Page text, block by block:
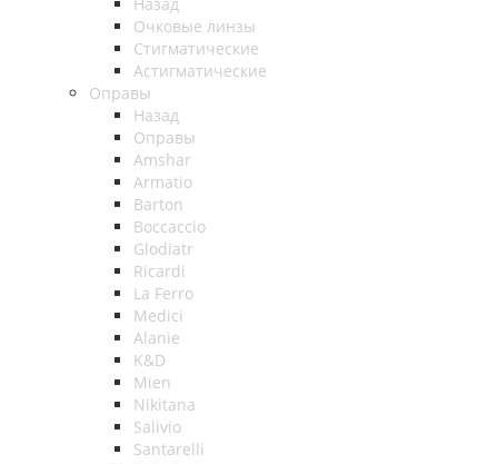
Очковые линзы
Стигматические
Астигматические
Оправы
Назад
Оправы
Amshar
Armatio
Barton
Boccaccio
Glodiatr
Ricardi
La Ferro
Medici
Alanie
K&D
Mien
Nikitana
Salivio
Santarelli